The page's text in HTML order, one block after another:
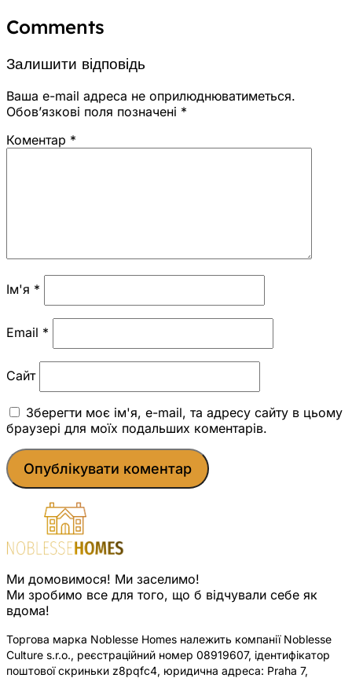
Comments
Залишити відповідь
Ваша e-mail адреса не оприлюднюватиметься.
Обов’язкові поля позначені *
Коментар *
Ім'я *
Email *
Сайт
Зберегти моє ім'я, e-mail, та адресу сайту в цьому
браузері для моїх подальших коментарів.
Ми домовимося! Ми заселимо!
Ми зробимо все для того, що б відчували себе як
вдома!
Торгова марка Noblesse Homes належить компанії Noblesse
Culture s.r.o., реєстраційний номер 08919607, ідентифікатор
поштової скриньки z8pqfc4, юридична адреса: Praha 7,